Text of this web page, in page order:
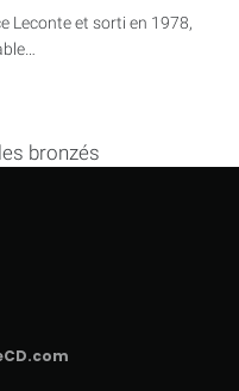
Leconte et sorti en 1978,
les bronzés